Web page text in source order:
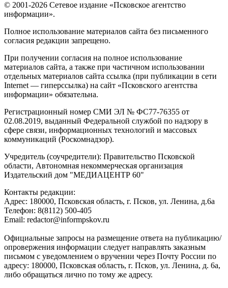
© 2001-2026 Сетевое издание «Псковское агентство
информации».
Полное использование материалов сайта без письменного
согласия редакции запрещено.
При получении согласия на полное использование
материалов сайта, а также при частичном использовании
отдельных материалов сайта ссылка (при публикации в сети
Internet — гиперссылка) на сайт «Псковского агентства
информации» обязательна.
Регистрационный номер СМИ ЭЛ № ФС77-76355 от
02.08.2019, выданный Федеральной службой по надзору в
сфере связи, информационных технологий и массовых
коммуникаций (Роскомнадзор).
Учредитель (соучредители): Правительство Псковской
области, Автономная некоммерческая организация
Издательский дом "МЕДИАЦЕНТР 60"
Контакты редакции:
Адреc: 180000, Псковская область, г. Псков, ул. Ленина, д.6а
Телефон: 8(8112) 500-405
Email: redactor@informpskov.ru
Официальные запросы на размещение ответа на публикацию/
опровержения информации следует направлять заказным
письмом с уведомлением о вручении через Почту России по
адресу: 180000, Псковская область, г. Псков, ул. Ленина, д. 6а,
либо обращаться лично по тому же адресу.